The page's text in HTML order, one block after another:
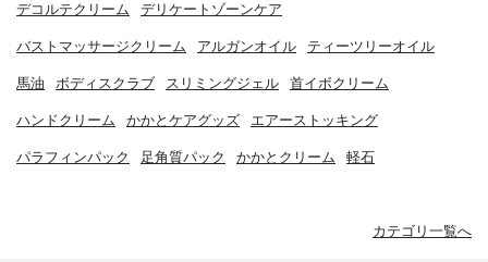
デコルテクリーム デリケートゾーンケア
バストマッサージクリーム アルガンオイル ティーツリーオイル
馬油 ボディスクラブ スリミングジェル 首イボクリーム
ハンドクリーム かかとケアグッズ エアーストッキング
パラフィンパック 足角質パック かかとクリーム 軽石
カテゴリ一覧へ